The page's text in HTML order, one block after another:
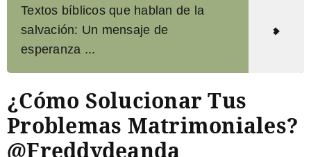
Textos bíblicos que hablan de la
salvación: Un mensaje de
esperanza ...
¿Cómo Solucionar Tus
Problemas Matrimoniales?
@freddydeanda